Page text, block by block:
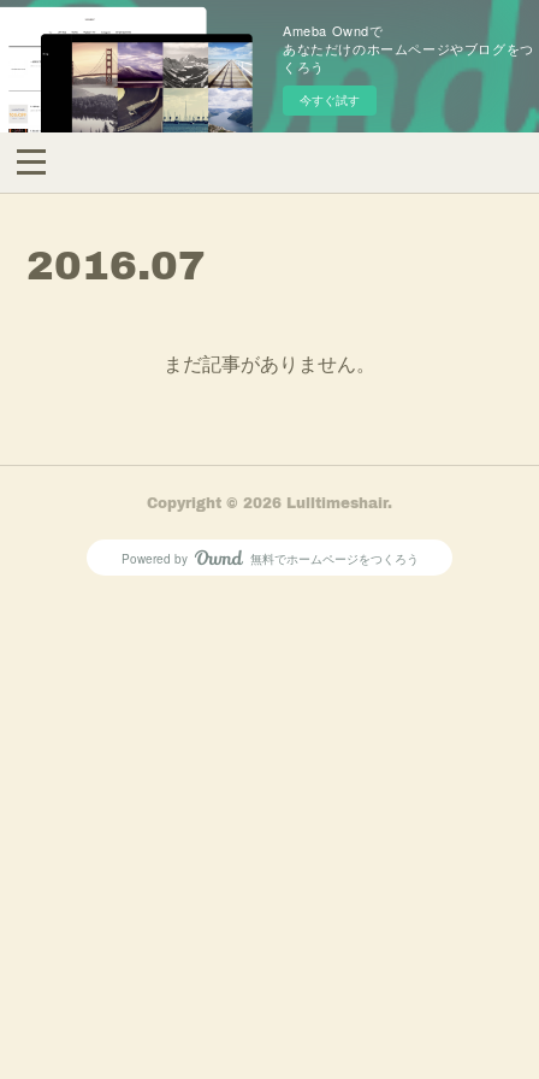
Ameba Owndで
あなただけのホームページやブログをつ
くろう
今すぐ試す
2016.07
まだ記事がありません。
Copyright © 2026 Lulltimeshair.
Powered by AmebaOwnd
無料でホームページをつくろう